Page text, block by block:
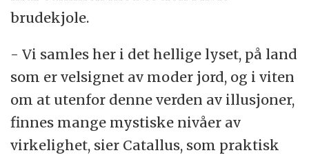
brudekjole.
- Vi samles her i det hellige lyset, på land
som er velsignet av moder jord, og i viten
om at utenfor denne verden av illusjoner,
finnes mange mystiske nivåer av
virkelighet, sier Catallus, som praktisk